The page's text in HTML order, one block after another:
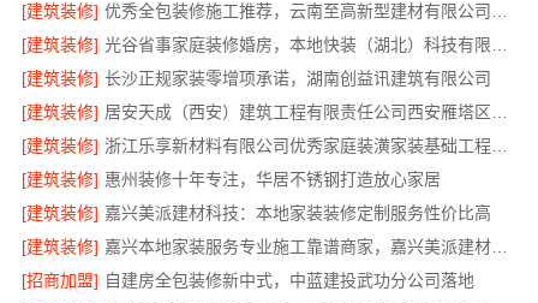
[建筑装修]
[建筑装修]
[建筑装修] 长沙正规家装零增项承诺，湖南创益讯建筑有限公司
[建筑装修]
[建筑装修]
浙江乐享新材料有限公司优秀家庭装潢家装基础工程施工案例
[建筑装修] 惠州装修十年专注，华居不锈钢打造放心家居
[建筑装修] 嘉兴美派建材科技：本地家装装修定制服务性价比高
[建筑装修]
嘉兴本地家装服务专业施工靠谱商家，嘉兴美派建材科技有限公司自有班组
[招商加盟] 自建房全包装修新中式，中蓝建投武功分公司落地